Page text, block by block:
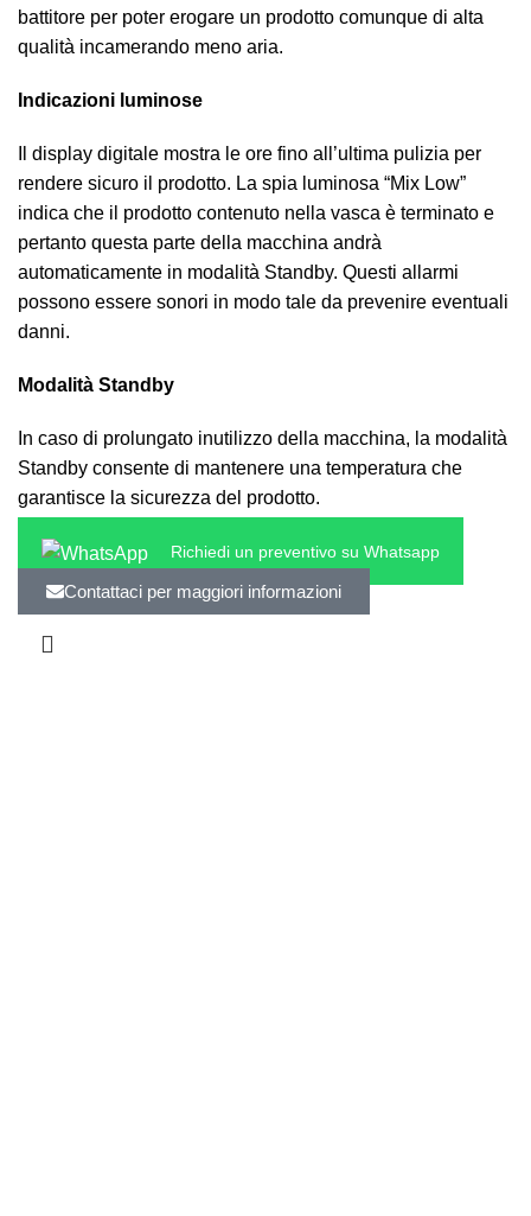
battitore per poter erogare un prodotto comunque di alta
qualità incamerando meno aria.
Indicazioni luminose
Il display digitale mostra le ore fino all’ultima pulizia per
rendere sicuro il prodotto. La spia luminosa “Mix Low”
indica che il prodotto contenuto nella vasca è terminato e
pertanto questa parte della macchina andrà
automaticamente in modalità Standby. Questi allarmi
possono essere sonori in modo tale da prevenire eventuali
danni.
Modalità Standby
In caso di prolungato inutilizzo della macchina, la modalità
Standby consente di mantenere una temperatura che
garantisce la sicurezza del prodotto.
Richiedi un preventivo su Whatsapp
Contattaci per maggiori informazioni